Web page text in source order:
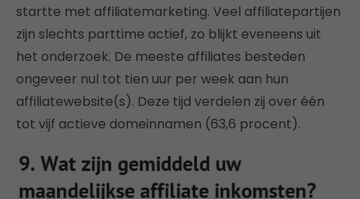
startte met affiliatemarketing. Veel affiliatepartijen
zijn slechts parttime actief, zo blijkt eveneens uit
het onderzoek. De meeste affiliates besteden
ongeveer nul tot tien uur per week aan hun
affiliatewebsite(s). Deze tijd verdelen zij over één
tot vijf actieve domeinnamen (63,6 procent).